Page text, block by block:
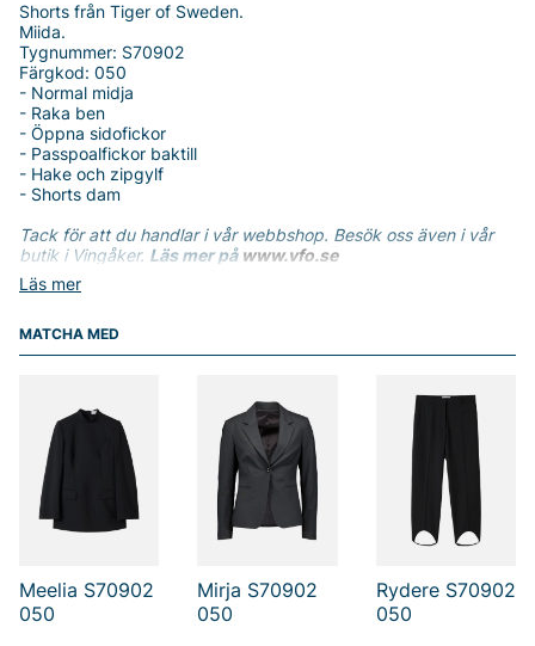
Läs mer
Shorts från Tiger of Sweden.
Miida.
Tygnummer: S70902
Färgkod: 050
- Normal midja
- Raka ben
- Öppna sidofickor
- Passpoalfickor baktill
- Hake och zipgylf
- Shorts dam
Tack för att du handlar i vår webbshop. Besök oss även i vår
butik i Vingåker. Läs mer på www.vfo.se
MATCHA MED
Meelia S70902
050
Mirja S70902
050
Rydere S70902
050